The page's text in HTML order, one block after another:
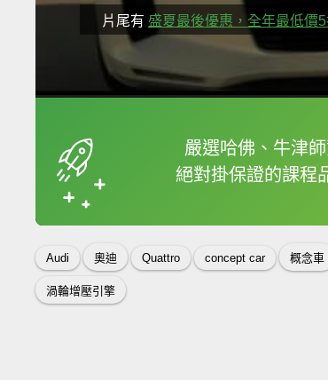
片尾有 盛夏最後優惠，全年最低價5
嚴選哈佛、牛津
絕對掛保證的課程
框選或點兩
Audi 奧迪 Quattro concept car 概念車
渦輪增壓引擎